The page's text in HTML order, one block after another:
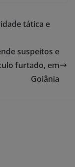
tática e
suspeitos e
furtado, em
Goiânia